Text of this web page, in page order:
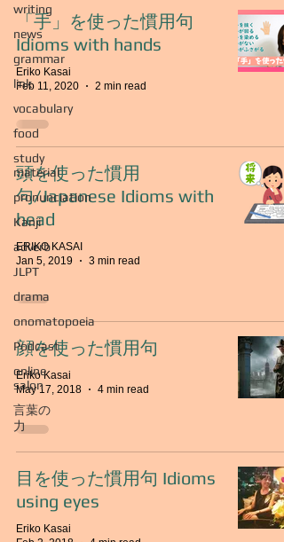
writing
news
grammar
link
vocabulary
food
study
material
pronunciation
Kanji
adverb
JLPT
drama
onomatopoeia
Podcast
online
salon
言葉の
力
「手」を使った慣用句
Idioms with hands
Eriko Kasai
Feb 11, 2020
2 min read
頭を使った慣用
句/Japanese Idioms with
head
ERIKO KASAI
Jan 5, 2019
3 min read
顔を使った慣用句
Eriko Kasai
May 17, 2018
4 min read
目を使った慣用句 Idioms
using eyes
Eriko Kasai